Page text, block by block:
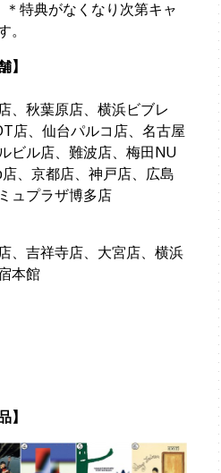
特典がなくなり次第キャ
。
】
、秋葉原店、横浜ビブレ
店、仙台パルコ店、名古屋
ビル店、難波店、梅田NU
、京都店、神戸店、広島
ュプラザ博多店
、吉祥寺店、大宮店、横浜
本館
】